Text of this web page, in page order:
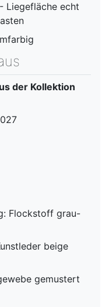
Liegefläche echt
der Kollektion
Flockstoff grau-
beige
gemustert